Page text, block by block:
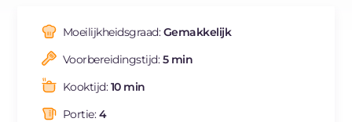
ES
FR
BR
Moeilijkheidsgraad:Gemakkelijk
Voorbereidingstijd:5 min
Kooktijd:10 min
Portie:4